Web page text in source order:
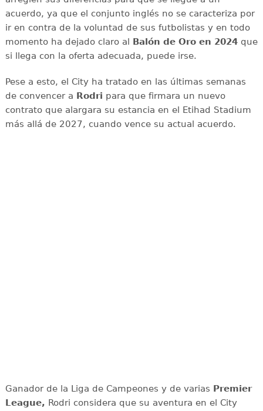
acuerdo, ya que el conjunto inglés no se caracteriza por
ir en contra de la voluntad de sus futbolistas y en todo
momento ha dejado claro al Balón de Oro en 2024que
si llega con la oferta adecuada, puede irse.
Pese a esto, el City ha tratado en las últimas semanas
de convencer a Rodri para que firmara un nuevo
contrato que alargara su estancia en el Etihad Stadium
más allá de 2027, cuando vence su actual acuerdo.
Ganador de la Liga de Campeones y de varias Premier
League, Rodri considera que su aventura en el City